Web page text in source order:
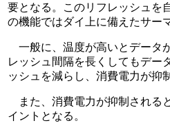
要となる。このリフレッシュを
の機能ではダイ上に備えたサー
一般に、温度が高いとデータ
レッシュ間隔を長くしてもデー
ッシュを減らし、消費電力が抑
また、消費電力が抑制される
イントとなる。